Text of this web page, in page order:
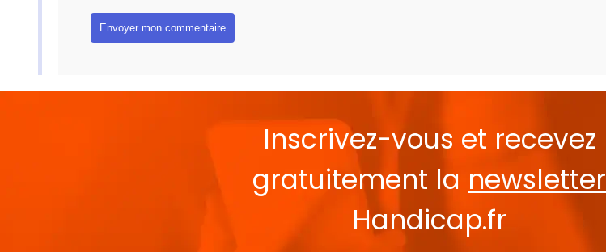
Inscrivez-vous et recevez
gratuitement la newsletter
Handicap.fr